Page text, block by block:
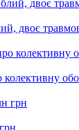
двоє
колективну